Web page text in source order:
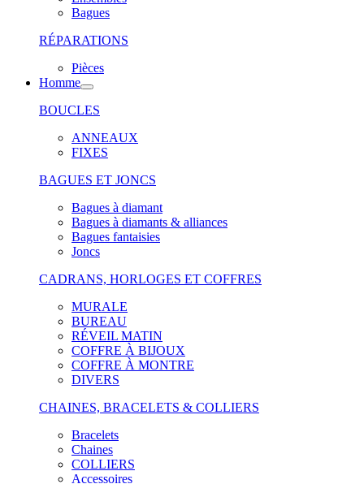
Bagues
RÉPARATIONS
Pièces
Homme
BOUCLES
ANNEAUX
FIXES
BAGUES ET JONCS
Bagues à diamant
Bagues à diamants & alliances
Bagues fantaisies
Joncs
CADRANS, HORLOGES ET COFFRES
MURALE
BUREAU
RÉVEIL MATIN
COFFRE À BIJOUX
COFFRE À MONTRE
DIVERS
CHAINES, BRACELETS & COLLIERS
Bracelets
Chaines
COLLIERS
Accessoires